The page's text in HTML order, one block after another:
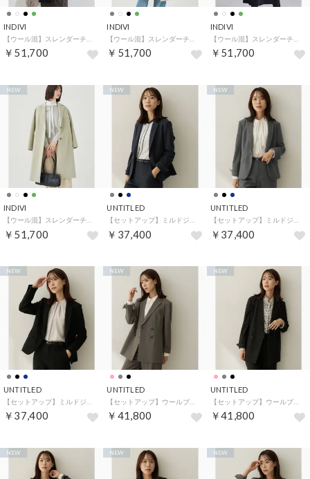
INDIVI
￥51,700
INDIVI
￥51,700
INDIVI
￥51,700
INDIVI
￥51,700
NEW
UNTITLED
￥37,400
NEW
UNTITLED
￥37,400
NEW
UNTITLED
￥37,400
NEW
UNTITLED
￥41,800
NEW
UNTITLED
【セットアップ】ウールブレンドダブルジャケット （ブラック(019)）
￥41,800
NEW
NEW NEW NEW